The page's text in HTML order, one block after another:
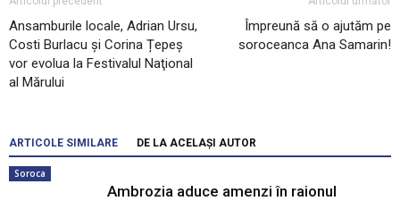
Ansamburile locale, Adrian Ursu,
Costi Burlacu și Corina Țepeș
vor evolua la Festivalul Naţional
al Mărului
Împreună să o ajutăm pe
soroceanca Ana Samarin!
ARTICOLE SIMILARE DE LA ACELAȘI AUTOR
Soroca
Ambrozia aduce amenzi în raionul